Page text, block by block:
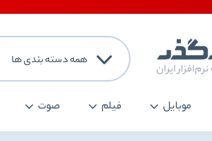
همه دسته بندی ها
موبایل فیلم صوت